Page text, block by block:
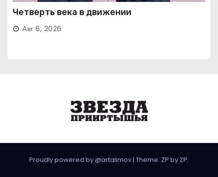
Четверть века в движении
Авг 6, 2026
Proudly powered by @artalimov | Theme: ZP by ZP.